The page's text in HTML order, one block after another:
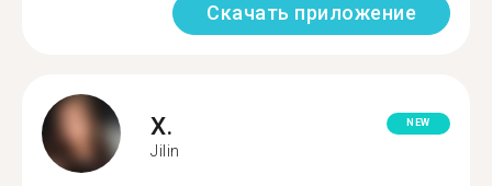
Скачать приложение
X.
Jilin
NEW